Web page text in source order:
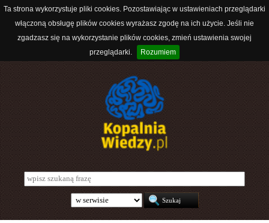
Ta strona wykorzystuje pliki cookies. Pozostawiając w ustawieniach przeglądarki
włączoną obsługę plików cookies wyrażasz zgodę na ich użycie. Jeśli nie
zgadzasz się na wykorzystanie plików cookies, zmień ustawienia swojej
przeglądarki.
Rozumiem